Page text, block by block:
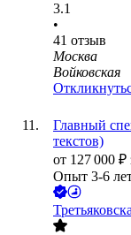
3.1
•
41 отзыв
Москва
Войковская
Главный
текстов)
от 127 000 ₽
Опыт 3-6